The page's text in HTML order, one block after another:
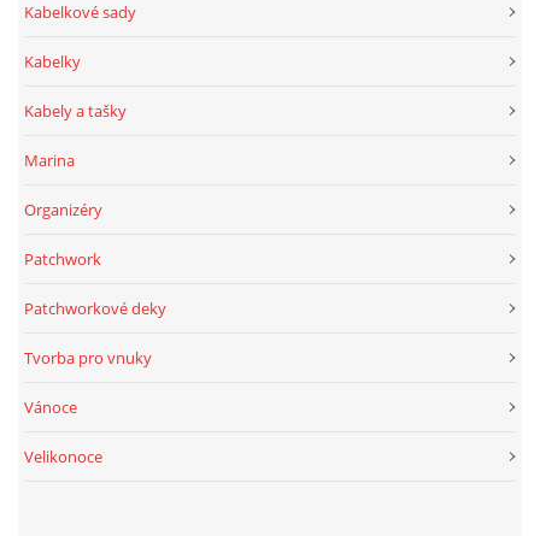
Kabelkové sady
Kabelky
Kabely a tašky
Marina
Organizéry
Patchwork
Patchworkové deky
Tvorba pro vnuky
Vánoce
Velikonoce